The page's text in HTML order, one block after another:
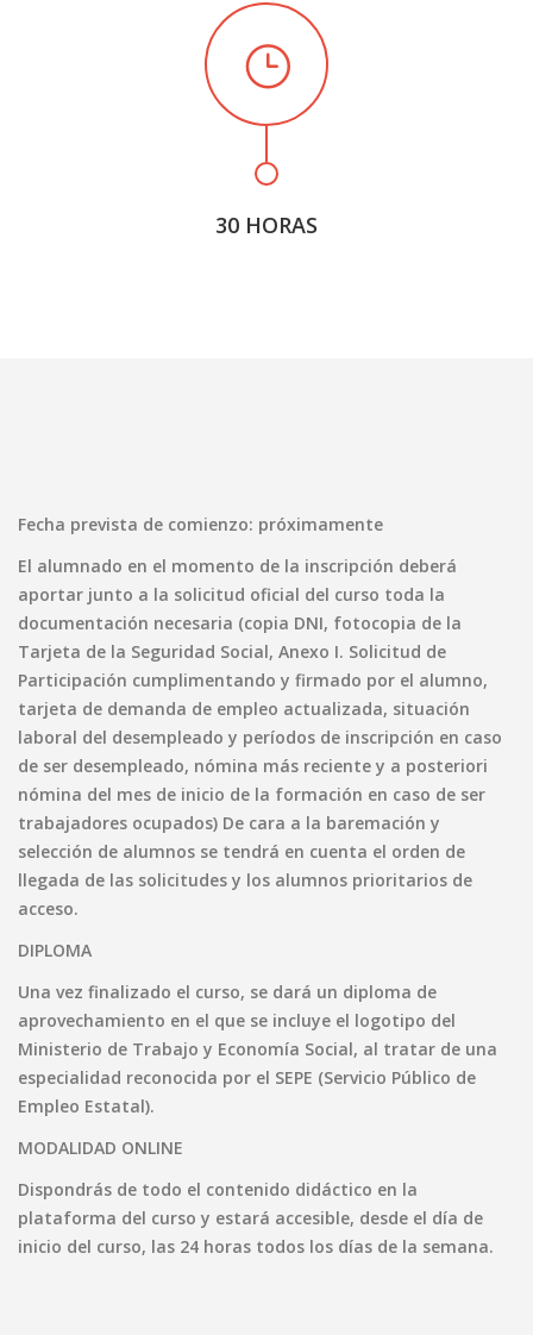
30 HORAS
Fecha prevista de comienzo: próximamente
El alumnado en el momento de la inscripción deberá
aportar junto a la solicitud oficial del curso toda la
documentación necesaria (copia DNI, fotocopia de la
Tarjeta de la Seguridad Social, Anexo I. Solicitud de
Participación cumplimentando y firmado por el alumno,
tarjeta de demanda de empleo actualizada, situación
laboral del desempleado y períodos de inscripción en caso
de ser desempleado, nómina más reciente y a posteriori
nómina del mes de inicio de la formación en caso de ser
trabajadores ocupados) De cara a la baremación y
selección de alumnos se tendrá en cuenta el orden de
llegada de las solicitudes y los alumnos prioritarios de
acceso.
DIPLOMA
Una vez finalizado el curso, se dará un diploma de
aprovechamiento en el que se incluye el logotipo del
Ministerio de Trabajo y Economía Social, al tratar de una
especialidad reconocida por el SEPE (Servicio Público de
Empleo Estatal).
MODALIDAD ONLINE
Dispondrás de todo el contenido didáctico en la
plataforma del curso y estará accesible, desde el día de
inicio del curso, las 24 horas todos los días de la semana.